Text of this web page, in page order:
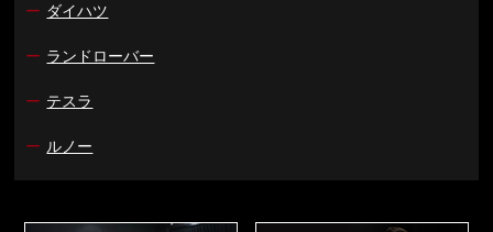
ー ダイハツ
ー ランドローバー
ー テスラ
ー ルノー